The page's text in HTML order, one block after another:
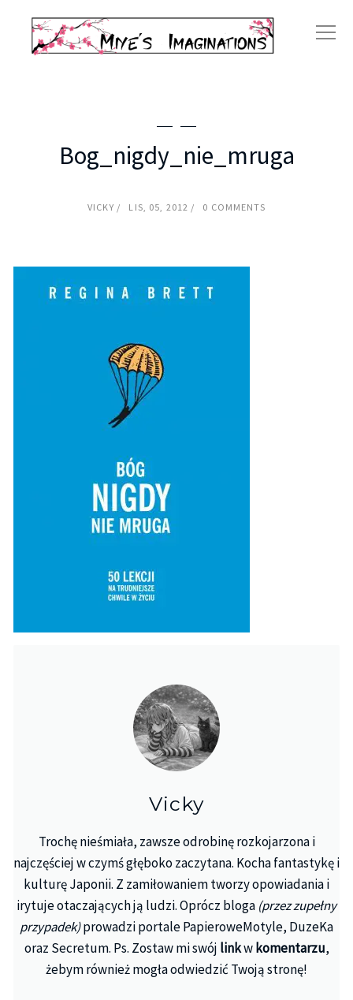
Bog_nigdy_nie_mruga
VICKY LIS, 05, 2012 0 COMMENTS
Vicky
Trochę nieśmiała, zawsze odrobinę rozkojarzona i
najczęściej w czymś głęboko zaczytana. Kocha fantastykę i
kulturę Japonii. Z zamiłowaniem tworzy opowiadania i
irytuje otaczających ją ludzi. Oprócz bloga (przez zupełny
przypadek)prowadzi portale PapieroweMotyle, DuzeKa
oraz Secretum. Ps. Zostaw mi swój linkwkomentarzu,
żebym również mogła odwiedzić Twoją stronę!